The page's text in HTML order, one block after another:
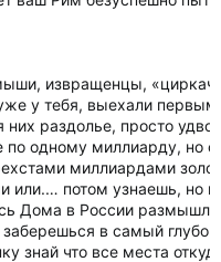
извращенцы,
у тебя, выехали
раздолье, просто
одному миллиарду, но
миллиардами
или.… потом узнаешь, но
Дома в России
в самый
знай что все места